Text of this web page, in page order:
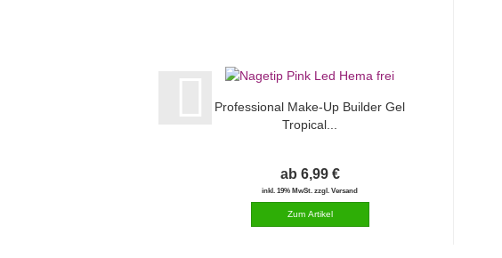
Professional Make-Up Builder Gel
Tropical...
ab 6,99 €
inkl. 19% MwSt. zzgl. Versand